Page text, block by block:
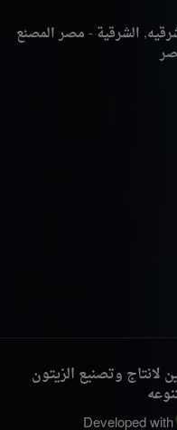
الشرقية - مصرالمصنع
شركه الاخوين لانتاج وتصنيع الزيتون
Developed with